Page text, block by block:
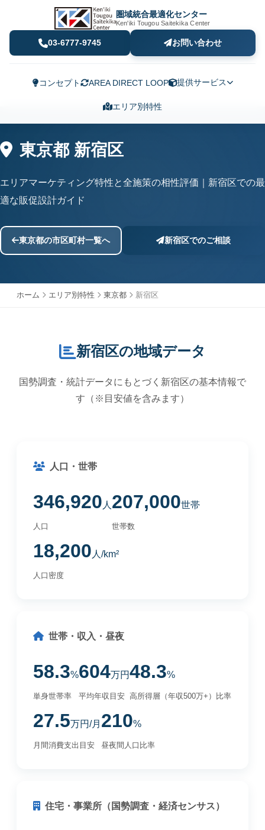
圏域統合最適化センター
Ken'iki Tougou Saitekika Center
03-6777-9745 お問い合わせ
コンセプト AREA DIRECT LOOP 提供サービス
エリア別特性
東京都 新宿区
エリアマーケティング特性と全施策の相性評価｜新宿区での最
適な販促設計ガイド
東京都の市区町村一覧へ 新宿区でのご相談
ホーム エリア別特性 東京都 新宿区
新宿区の地域データ
国勢調査・統計データにもとづく新宿区の基本情報で
す（※目安値を含みます）
人口・世帯
346,920 人
人口
207,000世帯
世帯数
18,200 人/km²
人口密度
世帯・収入・昼夜
58.3%
単身世帯率
604万円
平均年収目安
48.3%
高所得層（年収500万+）比率
27.5万円/月
月間消費支出目安
210%
昼夜間人口比率
住宅・事業所（国勢調査・経済センサス）